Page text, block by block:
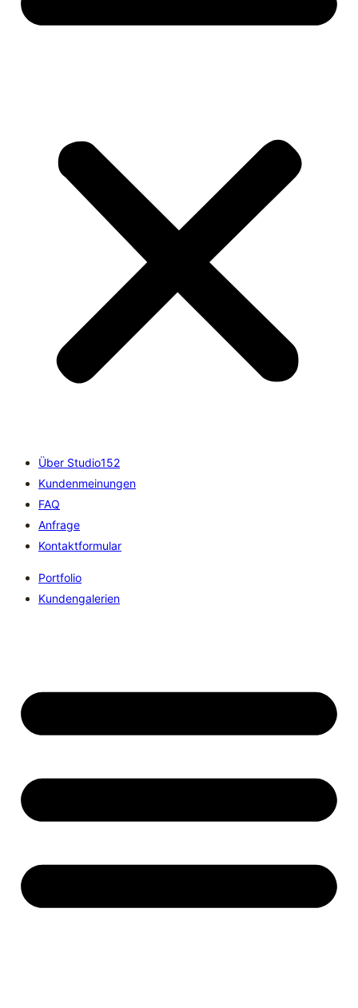
Über Studio152
Kundenmeinungen
FAQ
Anfrage
Kontaktformular
Portfolio
Kundengalerien